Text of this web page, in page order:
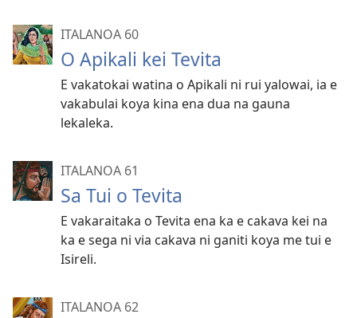
ITALANOA 60
O Apikali kei Tevita
E vakatokai watina o Apikali ni rui yalowai, ia e
vakabulai koya kina ena dua na gauna
lekaleka.
ITALANOA 61
Sa Tui o Tevita
E vakaraitaka o Tevita ena ka e cakava kei na
ka e sega ni via cakava ni ganiti koya me tui e
Isireli.
ITALANOA 62